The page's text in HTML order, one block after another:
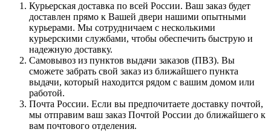
Курьерская доставка по всей России. Ваш заказ будет
доставлен прямо к Вашей двери нашими опытными
курьерами. Мы сотрудничаем с несколькими
курьерскими службами, чтобы обеспечить быструю и
надежную доставку.
Самовывоз из пунктов выдачи заказов (ПВЗ). Вы
сможете забрать свой заказ из ближайшего пункта
выдачи, который находится рядом с вашим домом или
работой.
Почта России. Если вы предпочитаете доставку почтой,
мы отправим ваш заказ Почтой России до ближайшего к
вам почтового отделения.